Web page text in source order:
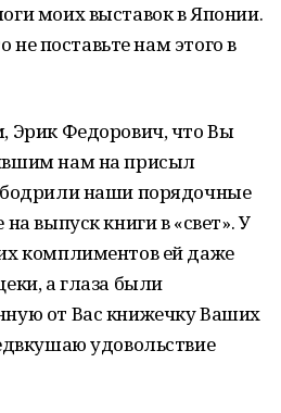
моих выставок в Японии.
не поставьте нам этого в
Эрик Федорович, что Вы
нам на присыл
наши порядочные
выпуск книги в «свет». У
комплиментов ей даже
а глаза были
от Вас книжечку Ваших
удовольствие